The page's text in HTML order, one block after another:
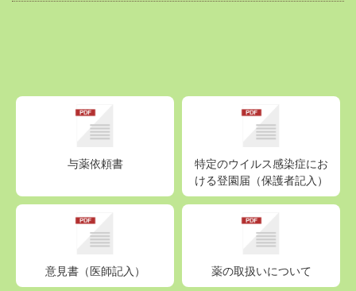
与薬依頼書
特定のウイルス感染症にお
ける登園届（保護者記入）
意見書（医師記入） 薬の取扱いについて